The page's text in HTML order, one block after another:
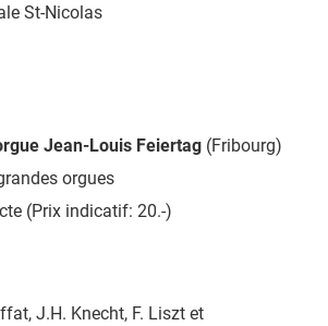
St-Nicolas
Jean-Louis Feiertag (Fribourg)
orgues
(Prix indicatif: 20.-)
J.H. Knecht, F. Liszt et